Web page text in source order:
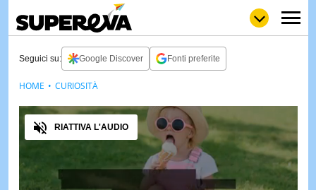
LOLGULP
LOVENEWS
STORIE
VIDEO
Seguici su: Google Discover Fonti preferite
Audio
RIATTIVA L'AUDIO
HOME CURIOSITÀ